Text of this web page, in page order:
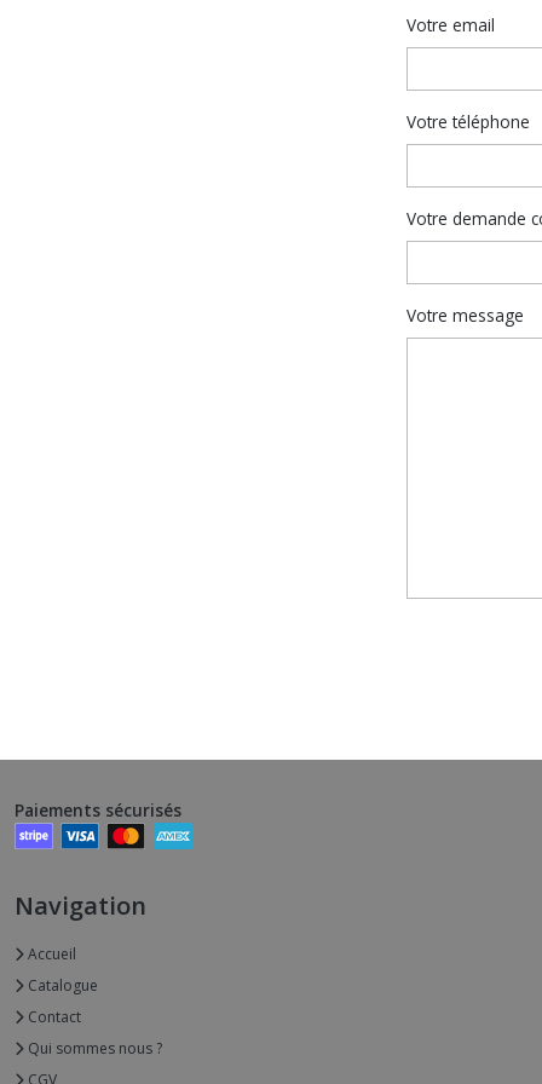
Votre email
Votre téléphone
Votre demande
Votre message
Paiements sécurisés
Navigation
Accueil
Catalogue
Contact
Qui sommes nous ?
CGV